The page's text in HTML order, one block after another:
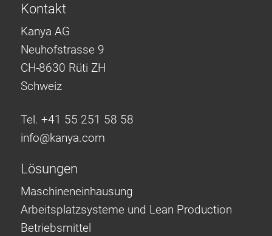
Kontakt
Kanya AG
Neuhofstrasse 9
CH-8630 Rüti ZH
Schweiz
Tel. +41 55 251 58 58
info@kanya.com
Lösungen
Maschineneinhausung
Arbeitsplatzsysteme und Lean Production
Betriebsmittel